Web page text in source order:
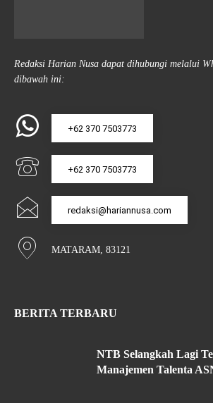
Redaksi Harian Nusa dapat dihubungi melalui
dibawah ini:
+62 370 7503773
+62 370 7503773
redaksi@hariannusa.com
MATARAM, 83121
BERITA TERBARU
NTB Selangkah Lagi
Manajemen Talenta